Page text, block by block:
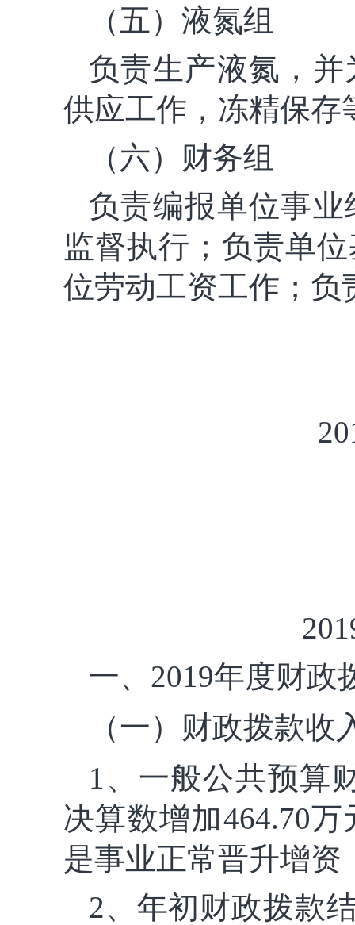
（五）液氮组
负责生产液氮，
供应工作，冻精保存
（六）财务组
负责编报单位事
监督执行；负责单
位劳动工资工作；负
一、2019年度财政
（一）财政拨款收
1、一般公共预算
决算数增加464.70
是事业正常晋升增
2、年初财政拨款